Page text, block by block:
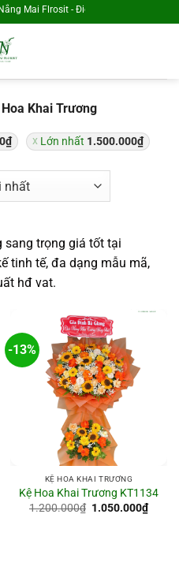
Flrosit - Điện Hoa Toàn Quốc
Hoa Khai Trương
₫ Lớn nhất 1.500.000₫
sang trọng giá tốt tại
tinh tế, đa dạng mẫu mã,
hđ vat.
-13%
KỆ HOA KHAI TRƯƠNG
Kệ Hoa Khai Trương KT1134
1.200.000₫ Giá
1.050.000₫Giá
hiện
đã lựa chọn